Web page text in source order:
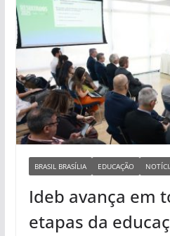
BRASIL BRASÍLIA EDUCAÇÃO
Ideb avança em
etapas da